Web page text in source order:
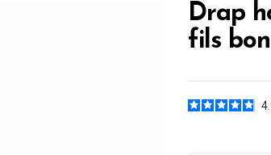
Drap
fils